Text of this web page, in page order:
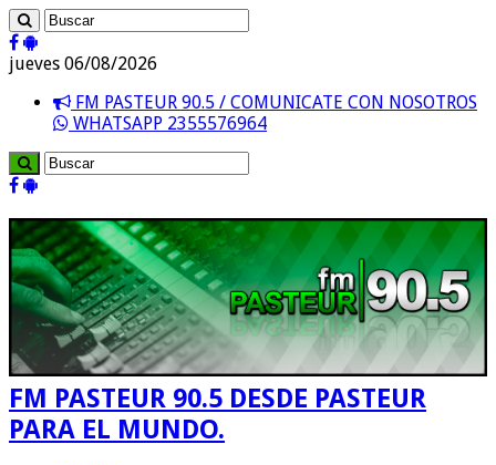
jueves 06/08/2026
FM PASTEUR 90.5 / COMUNICATE CON NOSOTROS
WHATSAPP 2355576964
FM PASTEUR 90.5 DESDE PASTEUR
PARA EL MUNDO.